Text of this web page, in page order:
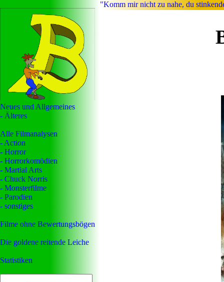
Neues und Allgemeines
- Älteres
Alle Filmanalysen
- Action
- Horror
- Horrorkomödien
- Martial Arts
- Chuck Norris
- Monsterfilme
- Parodien
- sonstiges
Filme ohne Bewertungsbögen
Die goldene reitende Leiche
Statistiken
"Komm mir nicht zu nahe, du